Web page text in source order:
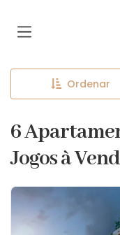
Ordenar
6
Jogos à